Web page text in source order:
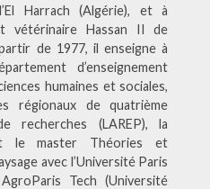
Harrach (Algérie), et à
vétérinaire Hassan II de
de 1977, il enseigne à
d’enseignement
humaines et sociales,
régionaux de quatrième
recherches (LAREP), la
le master Théories et
avec l’Université Paris
Tech (Université